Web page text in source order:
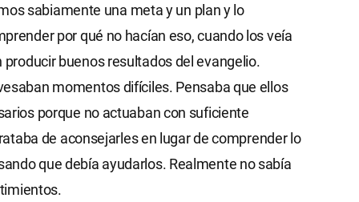
sabiamente una meta y un plan y lo
por qué no hacían eso, cuando los veía
buenos resultados del evangelio.
momentos difíciles. Pensaba que ellos
porque no actuaban con suficiente
de aconsejarles en lugar de comprender lo
que debía ayudarlos. Realmente no sabía